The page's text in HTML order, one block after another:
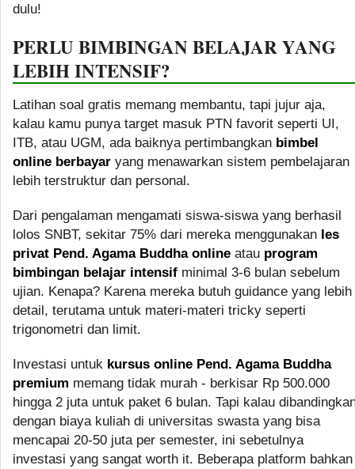
dulu!
PERLU BIMBINGAN BELAJAR YANG
LEBIH INTENSIF?
Latihan soal gratis memang membantu, tapi jujur aja,
kalau kamu punya target masuk PTN favorit seperti UI,
ITB, atau UGM, ada baiknya pertimbangkan bimbel
online berbayar yang menawarkan sistem pembelajaran
lebih terstruktur dan personal.
Dari pengalaman mengamati siswa-siswa yang berhasil
lolos SNBT, sekitar 75% dari mereka menggunakan les
privat Pend. Agama Buddha online atau program
bimbingan belajar intensif minimal 3-6 bulan sebelum
ujian. Kenapa? Karena mereka butuh guidance yang lebih
detail, terutama untuk materi-materi tricky seperti
trigonometri dan limit.
Investasi untuk kursus online Pend. Agama Buddha
premium memang tidak murah - berkisar Rp 500.000
hingga 2 juta untuk paket 6 bulan. Tapi kalau
dengan biaya kuliah di universitas swasta yang bisa
mencapai 20-50 juta per semester, ini sebetulnya
investasi yang sangat worth it. Beberapa platform bahkan